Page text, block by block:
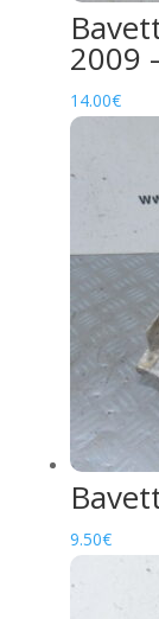
2009
14.00€
9.50€